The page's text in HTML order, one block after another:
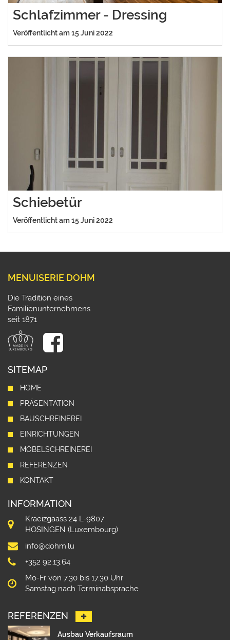
Schlafzimmer - Dressing
Veröffentlicht am 15 Juni 2022
Schiebetür
Veröffentlicht am 15 Juni 2022
MENUISERIE DOHM
Die Tradition eines
Familienunternehmens
seit 1871
SITEMAP
HOME
PRÄSENTATION
BAUSCHREINEREI
EINRICHTUNGEN
MÖBELSCHREINEREI
REFERENZEN
KONTAKT
INFORMATION
Kraeizgaass 24 L-9807
HOSINGEN (Luxembourg)
info@dohm.lu
+352 92.13.64
Mo-Fr von 7.30 bis 17.30 Uhr
Samstag nach Terminabsprache
REFERENZEN
Ausbau Verkaufsraum